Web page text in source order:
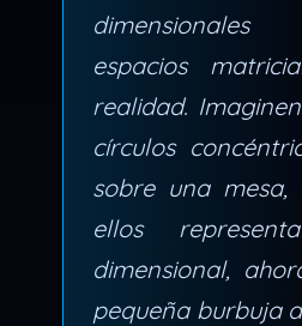
dimensionales
espacios
realidad.
círculos
sobre una
ellos
dimensional,
pequeña burbuja